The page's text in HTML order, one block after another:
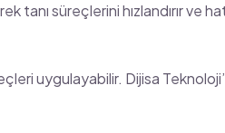
süreçlerini hızlandırır ve
uygulayabilir. Dijisa